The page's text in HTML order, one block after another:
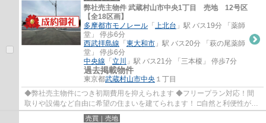
弊社売主物件 武蔵村山市中央1丁目 売地 12号区
【全18区画】
多摩都市モノレール 「 上北台 」駅 バス19分 「薬師
堂」 停歩6分
西武拝島線 「 東大和市 」駅 バス20分 「萩の尾薬師
堂」 停歩6分
中央線 「 立川 」駅 バス21分 「三本榎」 停歩7分
過去掲載物件
東京都武蔵村山市中央 １丁目
◆弊社売主物件につき初期費用を抑えられます ◆フリープラン対応！間
取りや設備など自由に希望の住まいを建てられます！ □自然と利便性が調
和した街並みです♪ □コミュニティを育む5Mの...
売買｜売地